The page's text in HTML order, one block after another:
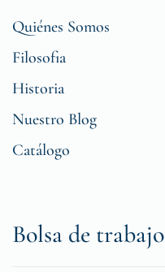
Quiénes Somos
Filosofia
Historia
Nuestro Blog
Catálogo
Bolsa de trabajo